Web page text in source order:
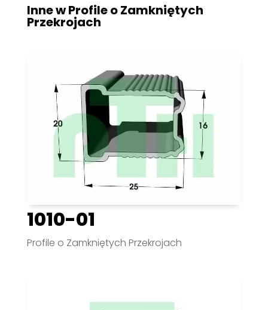
Inne wProfile o Zamkniętych
Przekrojach
1010-01
Profile o Zamkniętych Przekrojach